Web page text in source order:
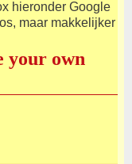
hieronder Google
maar makkelijker
your own